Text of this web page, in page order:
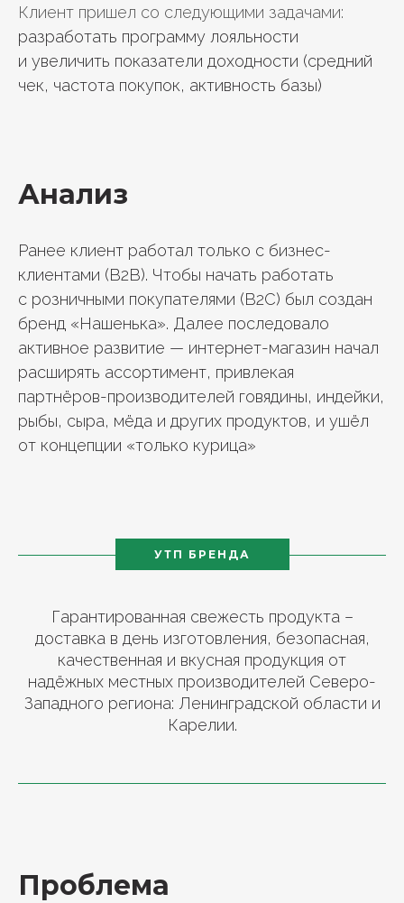
Клиент пришел со следующими задачами:
разработать программу лояльности
и увеличить показатели доходности (средний
чек, частота покупок, активность базы)
Анализ
Ранее клиент работал только с бизнес-
клиентами (B2B). Чтобы начать работать
с розничными покупателями (B2C) был создан
бренд «Нашенька». Далее последовало
активное развитие — интернет-магазин начал
расширять ассортимент, привлекая
партнёров-производителей говядины, индейки,
рыбы, сыра, мёда и других продуктов, и ушёл
от концепции «только курица»
УТП БРЕНДА
Гарантированная свежесть продукта –
доставка в день изготовления, безопасная,
качественная и вкусная продукция от
надёжных местных производителей Северо-
Западного региона: Ленинградской области и
Карелии.
Проблема